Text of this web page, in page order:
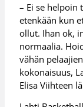
– Ei se helpoin
etenkään kun
ollut. Ihan ok,
normaalia.
vähän
kokonaisuus,
Elisa Viihteen